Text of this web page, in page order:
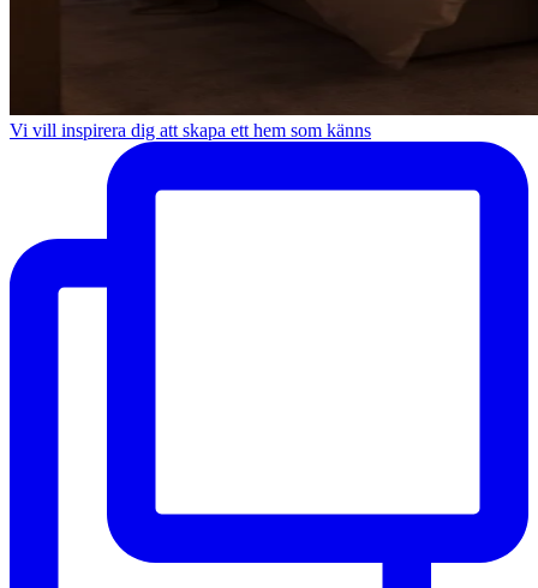
Vi vill inspirera dig att skapa ett hem som känns